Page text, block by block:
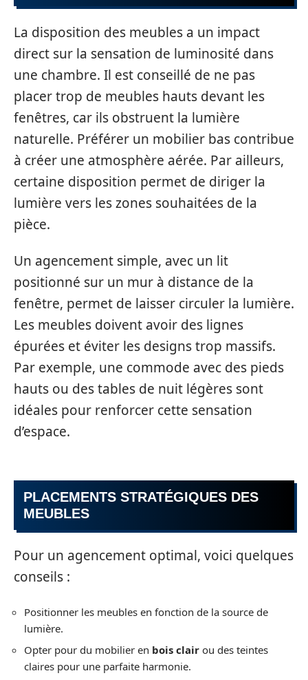
La disposition des meubles a un impact
direct sur la sensation de luminosité dans
une chambre. Il est conseillé de ne pas
placer trop de meubles hauts devant les
fenêtres, car ils obstruent la lumière
naturelle. Préférer un mobilier bas contribue
à créer une atmosphère aérée. Par ailleurs,
certaine disposition permet de diriger la
lumière vers les zones souhaitées de la
pièce.
Un agencement simple, avec un lit
positionné sur un mur à distance de la
fenêtre, permet de laisser circuler la lumière.
Les meubles doivent avoir des lignes
épurées et éviter les designs trop massifs.
Par exemple, une commode avec des pieds
hauts ou des tables de nuit légères sont
idéales pour renforcer cette sensation
d’espace.
PLACEMENTS STRATÉGIQUES DES
MEUBLES
Pour un agencement optimal, voici quelques
conseils :
Positionner les meubles en fonction de la source de
lumière.
Opter pour du mobilier en bois clair ou des teintes
claires pour une parfaite harmonie.